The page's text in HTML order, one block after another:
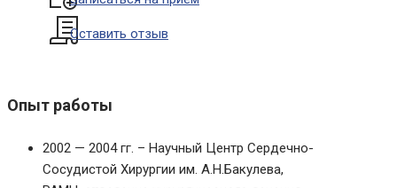
Оставить отзыв
Опыт работы
2002 — 2004 гг. – Научный Центр Сердечно-
Сосудистой Хирургии им. А.Н.Бакулева,